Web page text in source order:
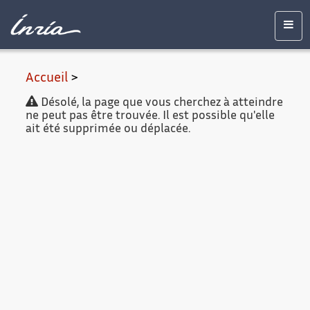
Mentions
Accueil >
Désolé, la page que vous cherchez à atteindre
ne peut pas être trouvée. Il est possible qu'elle
ait été supprimée ou déplacée.